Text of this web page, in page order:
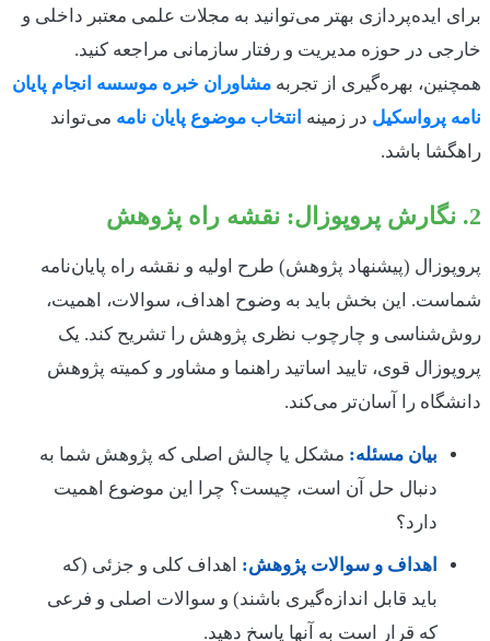
برای ایده‌پردازی بهتر می‌توانید به مجلات علمی معتبر داخلی و
خارجی در حوزه مدیریت و رفتار سازمانی مراجعه کنید.
همچنین، بهره‌گیری از تجربه مشاوران خبره موسسه انجام پایان
نامه پرواسکیل در زمینه انتخاب موضوع پایان نامه می‌تواند
راهگشا باشد.
2. نگارش پروپوزال: نقشه راه پژوهش
پروپوزال (پیشنهاد پژوهش) طرح اولیه و نقشه راه پایان‌نامه
شماست. این بخش باید به وضوح اهداف، سوالات، اهمیت،
روش‌شناسی و چارچوب نظری پژوهش را تشریح کند. یک
پروپوزال قوی، تایید اساتید راهنما و مشاور و کمیته پژوهش
دانشگاه را آسان‌تر می‌کند.
بیان مسئله: مشکل یا چالش اصلی که پژوهش شما به
دنبال حل آن است، چیست؟ چرا این موضوع اهمیت
دارد؟
اهداف و سوالات پژوهش: اهداف کلی و جزئی (که
باید قابل اندازه‌گیری باشند) و سوالات اصلی و فرعی
که قرار است به آنها پاسخ دهید.